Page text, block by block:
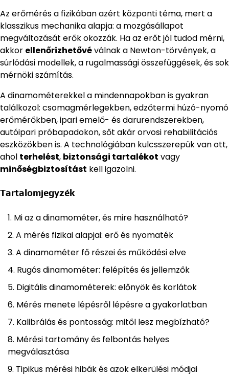
Az erőmérés a fizikában azért központi téma, mert a
klasszikus mechanika alapja: a mozgásállapot
megváltozását erők okozzák. Ha az erőt jól tudod mérni,
akkor ellenőrizhetővéválnak a Newton-törvények, a
súrlódási modellek, a rugalmassági összefüggések, és sok
mérnöki számítás.
A dinamométerekkel a mindennapokban is gyakran
találkozol: csomagmérlegekben, edzőtermi húzó-nyomó
erőmérőkben, ipari emelő- és darurendszerekben,
autóipari próbapadokon, sőt akár orvosi rehabilitációs
eszközökben is. A technológiában kulcsszerepük van ott,
ahol terhelést, biztonsági tartalékot vagy
minőségbiztosítást kell igazolni.
Tartalomjegyzék
Mi az a dinamométer, és mire használható?
A mérés fizikai alapjai: erő és nyomaték
A dinamométer fő részei és működési elve
Rugós dinamométer: felépítés és jellemzők
Digitális dinamométerek: előnyök és korlátok
Mérés menete lépésről lépésre a gyakorlatban
Kalibrálás és pontosság: mitől lesz megbízható?
Mérési tartomány és felbontás helyes
megválasztása
Tipikus mérési hibák és azok elkerülési módjai